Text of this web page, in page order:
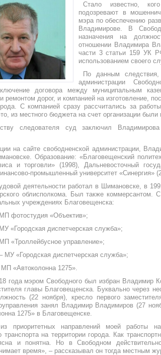
Стало известно,
подозревают в
мэра по обеспечению
Владимирове. В
назначения на
отношении Владимира
части 3 статьи 159 УК
использованием своего
По данным
администрации
договора между муниципальным
ремонтом дорог, и компанией на изготовление,
С компанией сразу рассчитались за
из местного бюджета на счет организации
следователя суд заключил
на сайте свободненской администрации,
Образование: «Благовещенский
и торговли» (1998), Дальневосточный
промышленный университет «Синергия»
деятельности работал в Шимановске, в
облисполкома. Был также коммерсантом.
учреждениях Благовещенска:
фотостудия «Объектив»;
«Городская диспетчерская служба»;
«Троллейбусное управление»;
МУ «Городская диспетчерская служба»;
«Автоколонна 1275».
года мэром Свободного был избран Владимир
главы Благовещенска. Буквально через
(22 ноября), кресло первого
занял Владимир Владимиров (27
1275» в Благовещенске.
приоритетных направлений моей работы
транспорта на территории города. Как
и понятна. Но в Свободном
время», – рассказывал он тогда местным